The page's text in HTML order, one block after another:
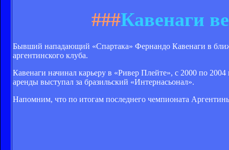
###Кавенаги
Бывший нападающий «Спартака» Фернандо Кавенаги в
аргентинского клуба.
Кавенаги начинал карьеру в «Ривер Плейте», с 2000 по
аренды выступал за бразильский «Интернасьонал».
Напомним, что по итогам последнего чемпионата